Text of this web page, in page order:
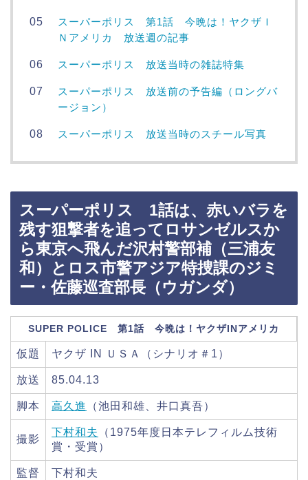
スーパーポリス 第1話 今晩は！ヤクザＩ
Ｎアメリカ 放送週の記事
スーパーポリス 放送当時の雑誌特集
スーパーポリス 放送前の予告編（ロングバ
ージョン）
スーパーポリス 放送当時のスチール写真
スーパーポリス 1話は、赤いバラを
残す狙撃者を追ってロサンゼルスか
ら東京へ飛んだ沢村警部補（三浦友
和）とロス市警アジア特捜課のジミ
ー・佐藤巡査部長（ウガンダ）
SUPER POLICE 第1話 今晩は！ヤクザINアメリカ
仮題 ヤクザ IN ＵＳＡ（シナリオ＃1）
放送 85.04.13
脚本 高久進 （池田和雄、井口真吾）
撮影
下村和夫
（1975年度日本テレフィルム技術
賞・受賞）
監督 下村和夫